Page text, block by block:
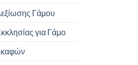
Γάμου
για Γάμο